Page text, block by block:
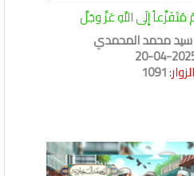
إِلَى اللَّهِ عَزَّ وجَلَّ
سيد محمد المحمدي
2025-
1091